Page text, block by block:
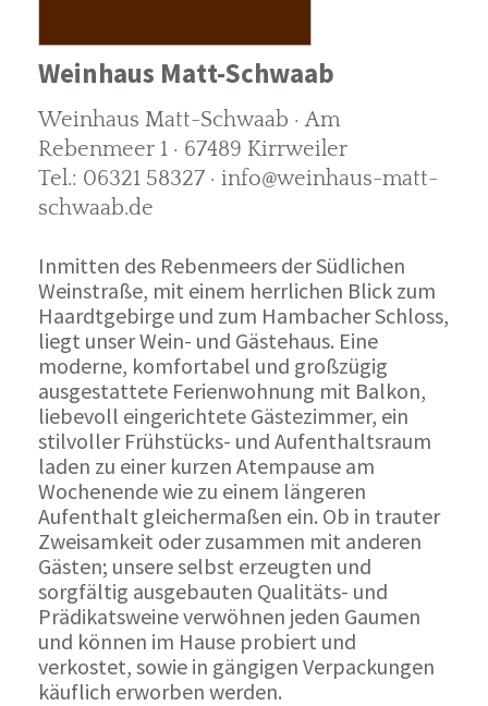
Weinhaus Matt-Schwaab
Weinhaus Matt-Schwaab · Am
Rebenmeer 1 · 67489 Kirrweiler
Tel.: 06321 58327 · info@weinhaus-matt-
schwaab.de
Inmitten des Rebenmeers der Südlichen
Weinstraße, mit einem herrlichen Blick zum
Haardtgebirge und zum Hambacher Schloss,
liegt unser Wein- und Gästehaus. Eine
moderne, komfortabel und großzügig
ausgestattete Ferienwohnung mit Balkon,
liebevoll eingerichtete Gästezimmer, ein
stilvoller Frühstücks- und Aufenthaltsraum
laden zu einer kurzen Atempause am
Wochenende wie zu einem längeren
Aufenthalt gleichermaßen ein. Ob in trauter
Zweisamkeit oder zusammen mit anderen
Gästen; unsere selbst erzeugten und
sorgfältig ausgebauten Qualitäts- und
Prädikatsweine verwöhnen jeden Gaumen
und können im Hause probiert und
verkostet, sowie in gängigen Verpackungen
käuflich erworben werden.